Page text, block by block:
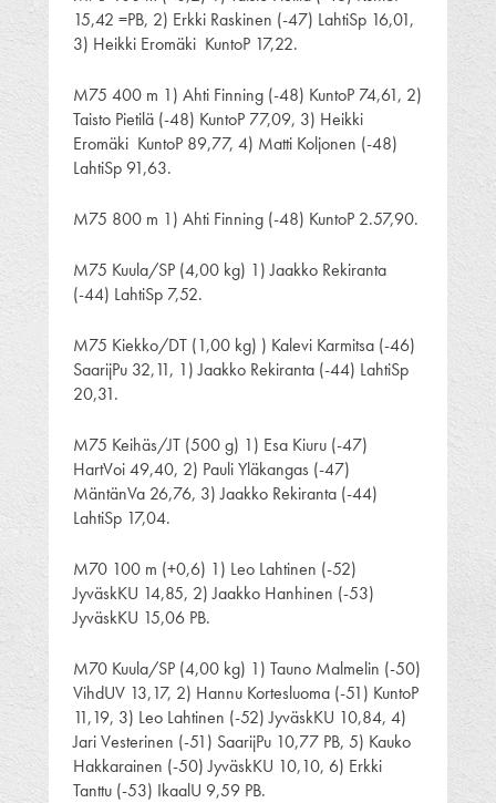
15,42 =PB, 2) Erkki Raskinen (-47) LahtiSp 16,01,
3) Heikki Eromäki KuntoP 17,22.
M75 400 m 1) Ahti Finning (-48) KuntoP 74,61, 2)
Taisto Pietilä (-48) KuntoP 77,09, 3) Heikki
Eromäki KuntoP 89,77, 4) Matti Koljonen (-48)
LahtiSp 91,63.
M75 800 m 1) Ahti Finning (-48) KuntoP 2.57,90.
M75 Kuula/SP (4,00 kg) 1) Jaakko Rekiranta
(-44) LahtiSp 7,52.
M75 Kiekko/DT (1,00 kg) ) Kalevi Karmitsa (-46)
SaarijPu 32,11, 1) Jaakko Rekiranta (-44) LahtiSp
20,31.
M75 Keihäs/JT (500 g) 1) Esa Kiuru (-47)
HartVoi 49,40, 2) Pauli Yläkangas (-47)
MäntänVa 26,76, 3) Jaakko Rekiranta (-44)
LahtiSp 17,04.
M70 100 m (+0,6) 1) Leo Lahtinen (-52)
JyväskKU 14,85, 2) Jaakko Hanhinen (-53)
JyväskKU 15,06 PB.
M70 Kuula/SP (4,00 kg) 1) Tauno Malmelin (-50)
VihdUV 13,17, 2) Hannu Kortesluoma (-51) KuntoP
11,19, 3) Leo Lahtinen (-52) JyväskKU 10,84, 4)
Jari Vesterinen (-51) SaarijPu 10,77 PB, 5) Kauko
Hakkarainen (-50) JyväskKU 10,10, 6) Erkki
Tanttu (-53) IkaalU 9,59 PB.